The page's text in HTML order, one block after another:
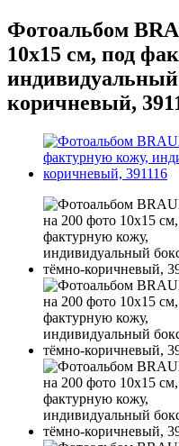
Фотоальбом
10х15 см, под
коричневый,